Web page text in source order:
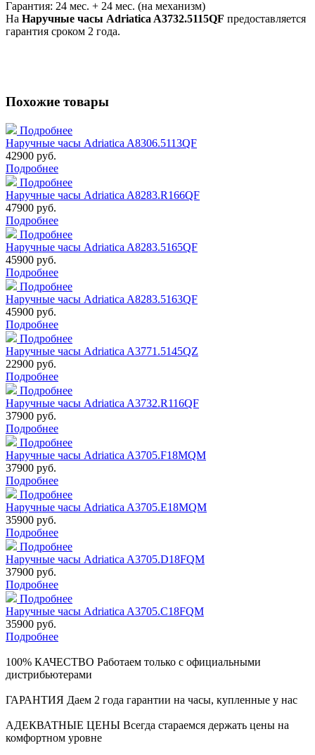
Гарантия: 24 мес. + 24 мес. (на механизм)
На Наручные часы Adriatica A3732.5115QF предоставляется
гарантия сроком 2 года.
Похожие товары
Подробнее
Наручные часы Adriatica A8306.5113QF
42900 руб.
Подробнее
Подробнее
Наручные часы Adriatica A8283.R166QF
47900 руб.
Подробнее
Подробнее
Наручные часы Adriatica A8283.5165QF
45900 руб.
Подробнее
Подробнее
Наручные часы Adriatica A8283.5163QF
45900 руб.
Подробнее
Подробнее
Наручные часы Adriatica A3771.5145QZ
22900 руб.
Подробнее
Подробнее
Наручные часы Adriatica A3732.R116QF
37900 руб.
Подробнее
Подробнее
Наручные часы Adriatica A3705.F18MQM
37900 руб.
Подробнее
Подробнее
Наручные часы Adriatica A3705.E18MQM
35900 руб.
Подробнее
Подробнее
Наручные часы Adriatica A3705.D18FQM
37900 руб.
Подробнее
Подробнее
Наручные часы Adriatica A3705.C18FQM
35900 руб.
Подробнее
100% КАЧЕСТВО Работаем только с официальными
дистрибьютерами
ГАРАНТИЯ Даем 2 года гарантии на часы, купленные у нас
АДЕКВАТНЫЕ ЦЕНЫ Всегда стараемся держать цены на
комфортном уровне